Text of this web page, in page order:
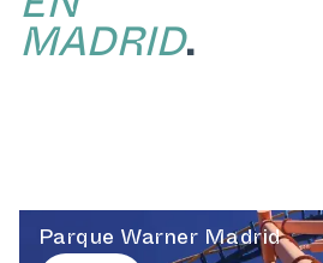
EN
MADRID.
Madrid monumental